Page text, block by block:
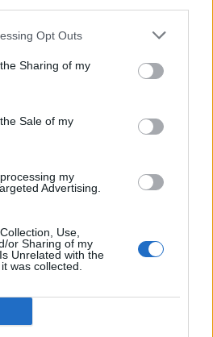
Opt Outs
Sharing of my
Sale of my
my
Advertising.
Use,
or Sharing of my
Unrelated with the
was collected.
που «καίνε» το
– «Ασ’ τους να